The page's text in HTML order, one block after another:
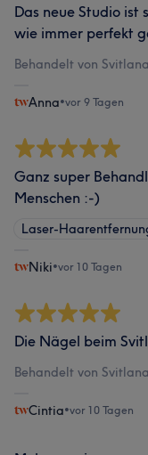
Das neue Studio ist
wie immer perfekt
Behandelt von Svitlana
Anna•vor 9 Tagen
Ganz super
Menschen :-)
Laser-
Niki•vor 10 Tagen
Die Nägel beim
Behandelt von Svitlana
Cintia•vor 10 Tagen